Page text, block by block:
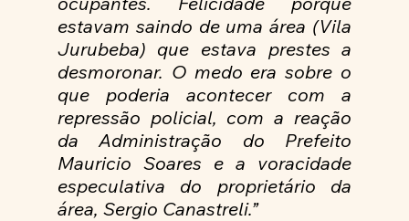
estavam saindo de uma área (Vila
Jurubeba) que estava prestes a
desmoronar. O medo era sobre o
que poderia acontecer com a
repressão policial, com a reação
da Administração do Prefeito
Mauricio Soares e a voracidade
especulativa do proprietário da
área, Sergio Canastreli.”